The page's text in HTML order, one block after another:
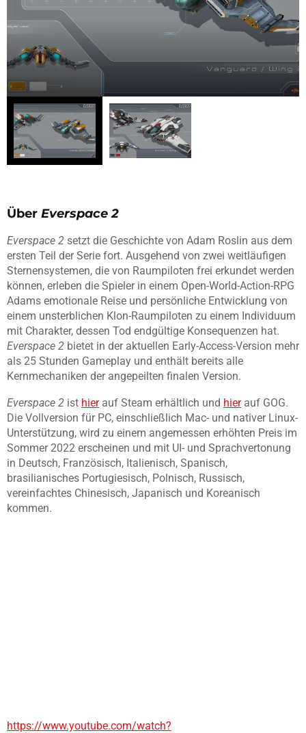
Über Everspace 2
Everspace 2 setzt die Geschichte von Adam Roslin aus dem
ersten Teil der Serie fort. Ausgehend von zwei weitläufigen
Sternensystemen, die von Raumpiloten frei erkundet werden
können, erleben die Spieler in einem Open-World-Action-RPG
Adams emotionale Reise und persönliche Entwicklung von
einem unsterblichen Klon-Raumpiloten zu einem Individuum
mit Charakter, dessen Tod endgültige Konsequenzen hat.
Everspace 2 bietet in der aktuellen Early-Access-Version mehr
als 25 Stunden Gameplay und enthält bereits alle
Kernmechaniken der angepeilten finalen Version.
Everspace 2 ist hierauf Steam erhältlich und hierauf GOG.
Die Vollversion für PC, einschließlich Mac- und nativer Linux-
Unterstützung, wird zu einem angemessen erhöhten Preis im
Sommer 2022 erscheinen und mit UI- und Sprachvertonung
in Deutsch, Französisch, Italienisch, Spanisch,
brasilianisches Portugiesisch, Polnisch, Russisch,
vereinfachtes Chinesisch, Japanisch und Koreanisch
kommen.
https://www.youtube.com/watch?